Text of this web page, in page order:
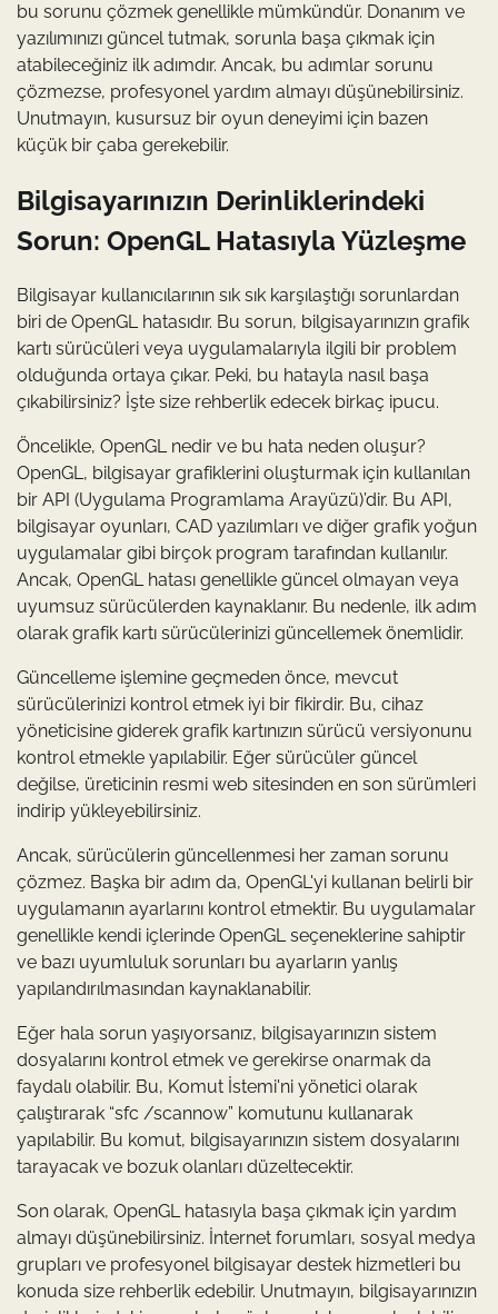
bu sorunu çözmek genellikle mümkündür. Donanım ve
yazılımınızı güncel tutmak, sorunla başa çıkmak için
atabileceğiniz ilk adımdır. Ancak, bu adımlar sorunu
çözmezse, profesyonel yardım almayı düşünebilirsiniz.
Unutmayın, kusursuz bir oyun deneyimi için bazen
küçük bir çaba gerekebilir.
Bilgisayarınızın Derinliklerindeki
Sorun: OpenGL Hatasıyla Yüzleşme
Bilgisayar kullanıcılarının sık sık karşılaştığı sorunlardan
biri de OpenGL hatasıdır. Bu sorun, bilgisayarınızın grafik
kartı sürücüleri veya uygulamalarıyla ilgili bir problem
olduğunda ortaya çıkar. Peki, bu hatayla nasıl başa
çıkabilirsiniz? İşte size rehberlik edecek birkaç ipucu.
Öncelikle, OpenGL nedir ve bu hata neden oluşur?
OpenGL, bilgisayar grafiklerini oluşturmak için kullanılan
bir API (Uygulama Programlama Arayüzü)’dir. Bu API,
bilgisayar oyunları, CAD yazılımları ve diğer grafik yoğun
uygulamalar gibi birçok program tarafından kullanılır.
Ancak, OpenGL hatası genellikle güncel olmayan veya
uyumsuz sürücülerden kaynaklanır. Bu nedenle, ilk adım
olarak grafik kartı sürücülerinizi güncellemek önemlidir.
Güncelleme işlemine geçmeden önce, mevcut
sürücülerinizi kontrol etmek iyi bir fikirdir. Bu, cihaz
yöneticisine giderek grafik kartınızın sürücü versiyonunu
kontrol etmekle yapılabilir. Eğer sürücüler güncel
değilse, üreticinin resmi web sitesinden en son sürümleri
indirip yükleyebilirsiniz.
Ancak, sürücülerin güncellenmesi her zaman sorunu
çözmez. Başka bir adım da, OpenGL'yi kullanan belirli bir
uygulamanın ayarlarını kontrol etmektir. Bu uygulamalar
genellikle kendi içlerinde OpenGL seçeneklerine sahiptir
ve bazı uyumluluk sorunları bu ayarların yanlış
yapılandırılmasından kaynaklanabilir.
Eğer hala sorun yaşıyorsanız, bilgisayarınızın sistem
dosyalarını kontrol etmek ve gerekirse onarmak da
faydalı olabilir. Bu, Komut İstemi'ni yönetici olarak
çalıştırarak “sfc /scannow” komutunu kullanarak
yapılabilir. Bu komut, bilgisayarınızın sistem dosyalarını
tarayacak ve bozuk olanları düzeltecektir.
Son olarak, OpenGL hatasıyla başa çıkmak için yardım
almayı düşünebilirsiniz. İnternet forumları, sosyal medya
grupları ve profesyonel bilgisayar destek hizmetleri bu
konuda size rehberlik edebilir. Unutmayın, bilgisayarınızın